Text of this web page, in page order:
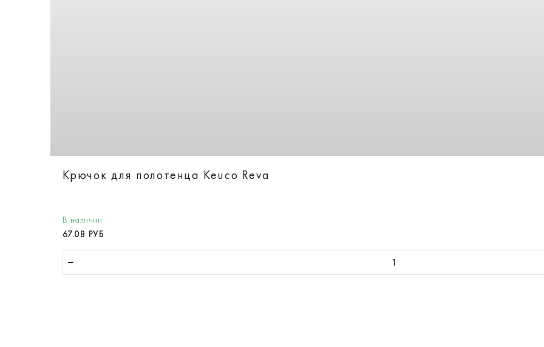
Крючок для полотенца Keuco Reva
В наличии
67.08 РУБ